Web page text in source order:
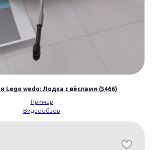
Lego wedo: Лодка с вёслами (3466)
Пример
Видеообзор